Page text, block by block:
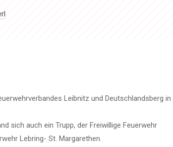
Leibnitz und Deutschlandsberg in
sich auch ein Trupp, der Freiwillige Feuerwehr
Lebring- St. Margarethen.